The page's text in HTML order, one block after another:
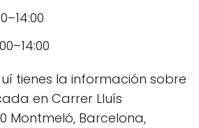
tienes la información sobre
en Carrer Lluís
Montmeló, Barcelona,